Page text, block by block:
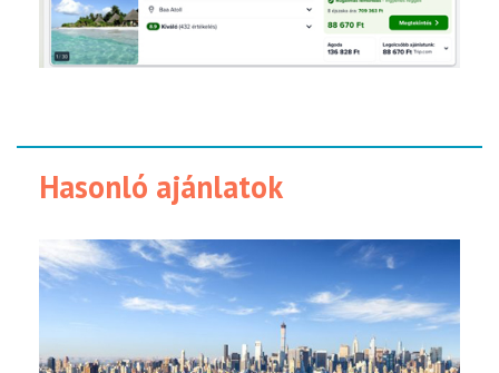
Hasonló ajánlatok